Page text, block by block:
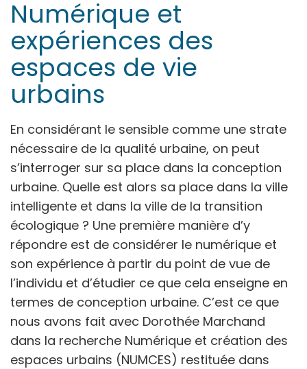
Numérique et
expériences des
espaces de vie
urbains
En considérant le sensible comme une strate
nécessaire de la qualité urbaine, on peut
s’interroger sur sa place dans la conception
urbaine. Quelle est alors sa place dans la ville
intelligente et dans la ville de la transition
écologique ? Une première manière d’y
répondre est de considérer le numérique et
son expérience à partir du point de vue de
l’individu et d’étudier ce que cela enseigne en
termes de conception urbaine. C’est ce que
nous avons fait avec Dorothée Marchand
dans la recherche Numérique et création des
espaces urbains (NUMCES) restituée dans